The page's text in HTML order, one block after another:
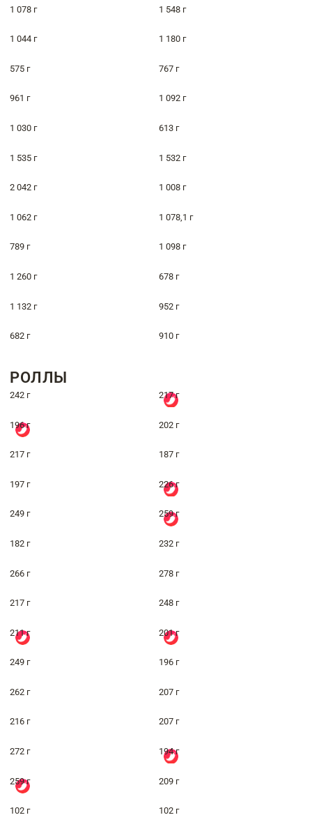
1 078 г 1 548 г
1 044 г 1 180 г
575 г 767 г
961 г 1 092 г
1 030 г 613 г
1 535 г 1 532 г
2 042 г 1 008 г
1 062 г 1 078,1 г
789 г 1 098 г
1 260 г 678 г
1 132 г 952 г
682 г 910 г
РОЛЛЫ
242 г 217 г
196 г 202 г
217 г 187 г
197 г 226 г
249 г 259 г
182 г 232 г
266 г 278 г
217 г 248 г
211 г 201 г
249 г 196 г
262 г 207 г
216 г 207 г
272 г 194 г
259 г 209 г
102 г 102 г